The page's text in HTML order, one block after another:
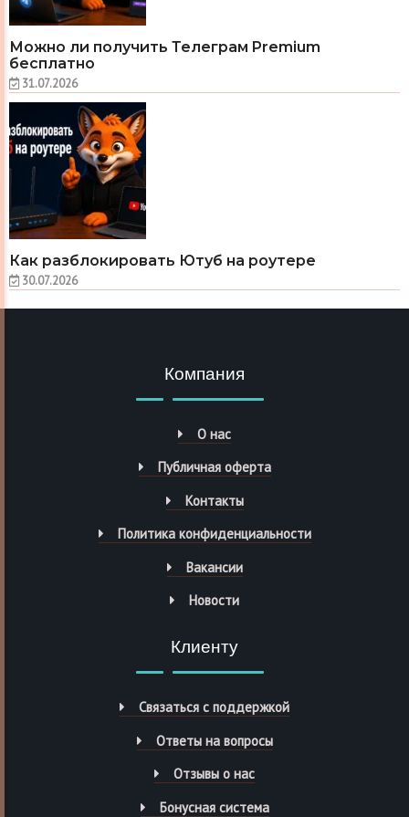
Можно ли получить Телеграм Premium
бесплатно
31.07.2026
Как разблокировать Ютуб на роутере
30.07.2026
Компания
О нас
Публичная оферта
Контакты
Политика конфиденциальности
Вакансии
Новости
Клиенту
Связаться с поддержкой
Ответы на вопросы
Отзывы о нас
Бонусная система